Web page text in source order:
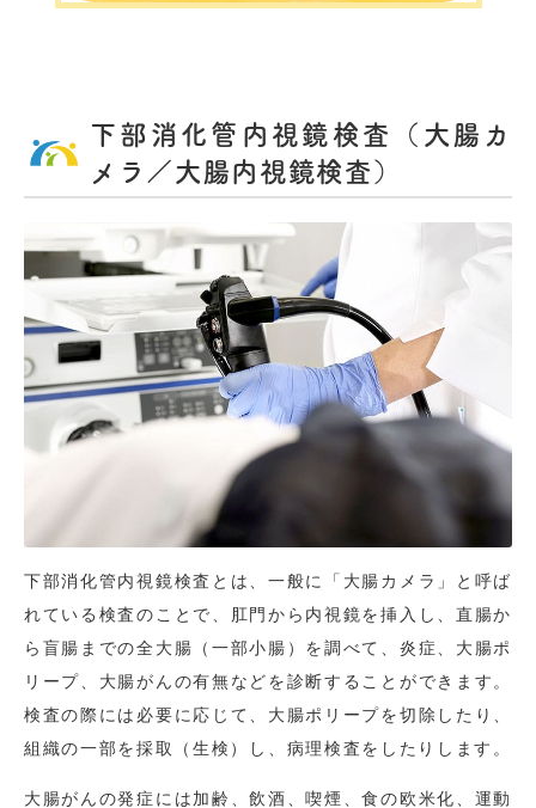
下部消化管内視鏡検査（大腸カ
メラ／大腸内視鏡検査）
下部消化管内視鏡検査とは、一般に「大腸カメラ」と呼ば
れている検査のことで、肛門から内視鏡を挿入し、直腸か
ら盲腸までの全大腸（一部小腸）を調べて、炎症、大腸ポ
リープ、大腸がんの有無などを診断することができます。
検査の際には必要に応じて、大腸ポリープを切除したり、
組織の一部を採取（生検）し、病理検査をしたりします。
大腸がんの発症には加齢、飲酒、喫煙、食の欧米化、運動